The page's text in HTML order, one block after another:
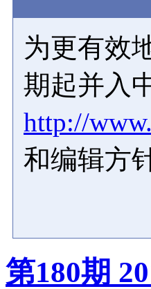
为更有效
期起并入
http://
和编辑方
第180期